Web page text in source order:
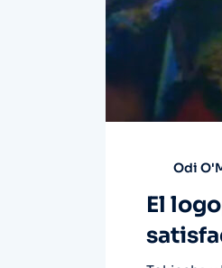
Odi
El